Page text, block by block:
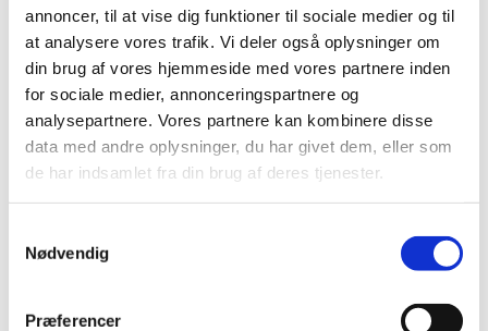
annoncer, til at vise dig funktioner til sociale medier og til
at analysere vores trafik. Vi deler også oplysninger om
din brug af vores hjemmeside med vores partnere inden
for sociale medier, annonceringspartnere og
analysepartnere. Vores partnere kan kombinere disse
data med andre oplysninger, du har givet dem, eller som
de har indsamlet fra din brug af deres tjenester.
Nødvendig
Præferencer
Du vil måske også kunne lide...